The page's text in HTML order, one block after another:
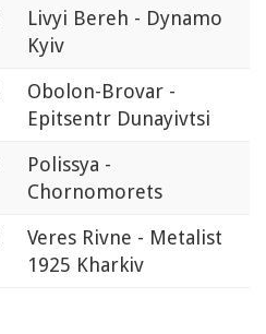
Livyi Bereh - Dynamo
Kyiv
Obolon-Brovar -
Epitsentr Dunayivtsi
Polissya -
Chornomorets
Veres Rivne - Metalist
1925 Kharkiv